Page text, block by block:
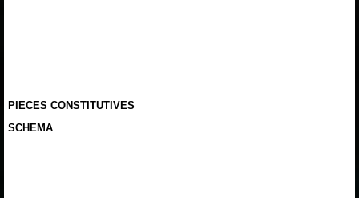
PIECES CONSTITUTIVES
SCHEMA